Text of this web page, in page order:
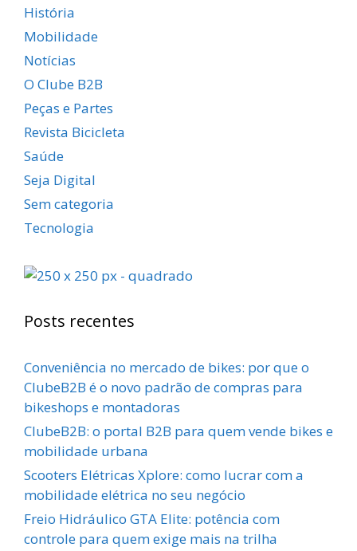
História
Mobilidade
Notícias
O Clube B2B
Peças e Partes
Revista Bicicleta
Saúde
Seja Digital
Sem categoria
Tecnologia
Posts recentes
Conveniência no mercado de bikes: por que o
ClubeB2B é o novo padrão de compras para
bikeshops e montadoras
ClubeB2B: o portal B2B para quem vende bikes e
mobilidade urbana
Scooters Elétricas Xplore: como lucrar com a
mobilidade elétrica no seu negócio
Freio Hidráulico GTA Elite: potência com
controle para quem exige mais na trilha